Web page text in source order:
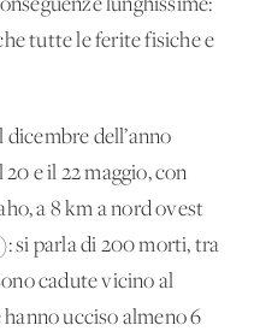
lunghissime:
tutte le ferite fisiche e
dell’anno
e il 22 maggio, con
a 8 km a nord ovest
si parla di 200 morti, tra
cadute vicino al
ucciso almeno 6